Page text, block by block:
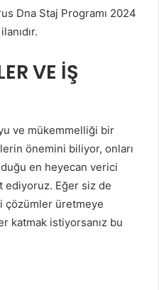
Dna Staj Programı 2024
VE İŞ
ve mükemmelliği bir
önemini biliyor, onları
en heyecan verici
ediyoruz. Eğer siz de
üretmeye
katmak istiyorsanız bu